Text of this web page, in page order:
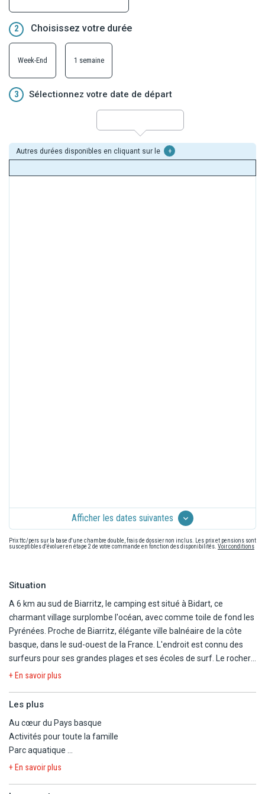
2 Choisissez votre durée
Week-End 1 semaine
3 Sélectionnez votre date de départ
Autres durées disponibles en cliquant sur le +
Afficher les dates suivantes
Prix ttc/pers sur la base d'une chambre double, frais de dossier non inclus. Les prix et pensions sont
susceptibles d'évoluer en étape 2 de votre commande en fonction des disponibilités. Voir conditions
Situation
A 6 km au sud de Biarritz, le camping est situé à Bidart, ce
charmant village surplombe l'océan, avec comme toile de fond les
Pyrénées. Proche de Biarritz, élégante ville balnéaire de la côte
basque, dans le sud-ouest de la France. L'endroit est connu des
surfeurs pour ses grandes plages et ses écoles de surf. Le rocher
de la Vierge, emblème de Biarritz, est un affleurement rocheux
passerelle, le rocher offre une vue panoramique sur le golfe de
Le Ruisseau Pays Basque est situé dans un parc fleuri de 18
hectares. Vous y trouverez des hébergements tout confort ainsi
que des emplacements nus ombragés. Profitez de son parc
+ En savoir plus
Les plus
Au cœur du Pays basque
Activités pour toute la famille
Parc aquatique
Plage de l'Uhabia à 3 km par la piste cyclable
+ En savoir plus